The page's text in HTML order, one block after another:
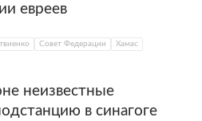
евреев
Совет Федерации
Хамас
неизвестные
в синагоге